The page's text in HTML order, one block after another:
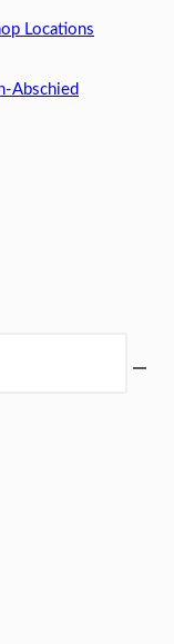
Locations
Abschied